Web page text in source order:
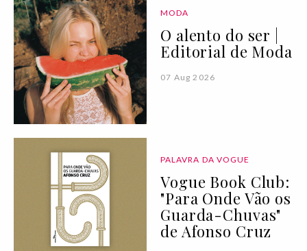
MODA
O alento do ser |
Editorial de Moda
07 Aug 2026
PALAVRA DA VOGUE
Vogue Book Club:
"Para Onde Vão os
Guarda-Chuvas"
de Afonso Cruz